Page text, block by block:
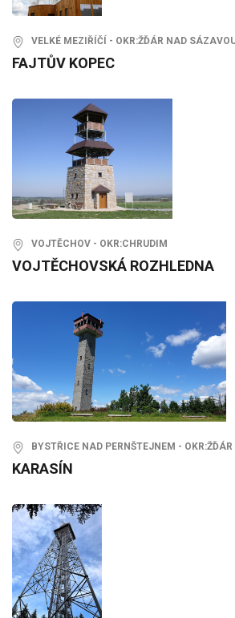
VELKÉ MEZIŘÍČÍ - OKR:ŽĎÁR NAD
FAJTŮV KOPEC
VOJTĚCHOV - OKR:CHRUDIM
VOJTĚCHOVSKÁ ROZHLEDNA
BYSTŘICE NAD PERNŠTEJNEM -
KARASÍN